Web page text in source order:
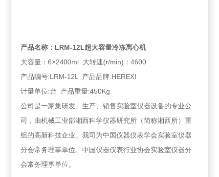
产品名称：LRM-12L超大容量冷冻离心机
大容量：6×2400ml 大转速(r/min)：4600
产品编号:LRM-12L 产品品牌:HEREXI
计量单位:台 产品重量:450Kg
公司是一家集研发、生产、销售实验室仪器设备的专业公
司，由机械工业部湘西科学仪器研究所（简称湘西所）重
组的高新科技企业。我司为中国仪器仪表学会实验室仪器
分会常务理事单位、中国仪器仪表行业协会实验室仪器分
会常务理事单位。